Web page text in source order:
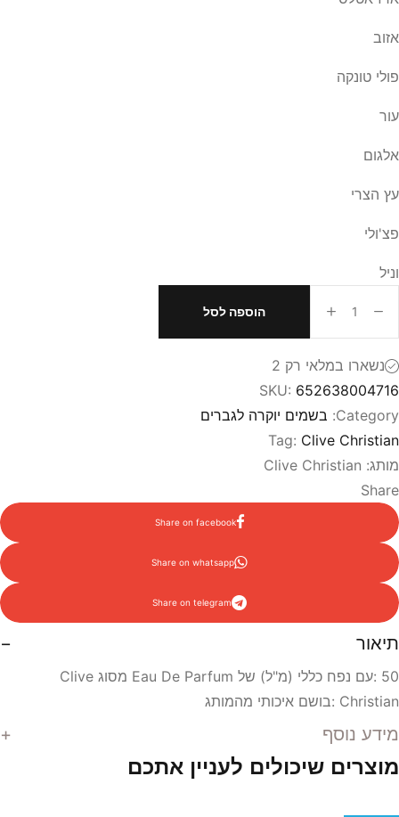
אזוב
פולי טונקה
עור
אלגום
עץ הצרי
פצ'ולי
וניל
כמות
של
Clive
Christian
I
Amber
Eau
אוריאנטל
אדפ
מ"ל
בושם
הוספה לסל
נשארו במלאי רק 2
SKU: 652638004716
Category: בשמים יוקרה לגברים
Tag: Clive Christian
מותג: Clive Christian
Share
Share on facebook
Share on whatsapp
Share on telegram
תיאור
50 :עם נפח כללי (מ"ל) של Eau De Parfum מסוג Clive
Christian :בושם איכותי מהמותג
מידע נוסף
מוצרים שיכולים לעניין אתכם